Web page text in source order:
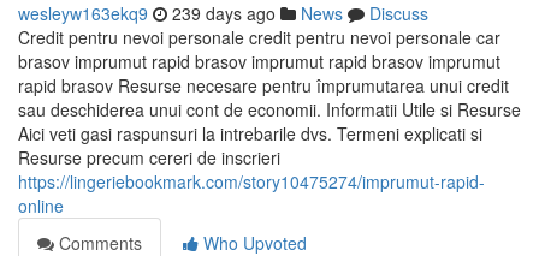
wesleyw163ekq9 239 days ago News
Discuss
Credit pentru nevoi personale credit pentru nevoi personale car
brasov imprumut rapid brasov imprumut rapid brasov imprumut
rapid brasov Resurse necesare pentru împrumutarea unui credit
sau deschiderea unui cont de economii. Informatii Utile si Resurse
Aici veti gasi raspunsuri la intrebarile dvs. Termeni explicati si
Resurse precum cereri de inscrieri
https://lingeriebookmark.com/story10475274/imprumut-rapid-
online
Comments
Who Upvoted